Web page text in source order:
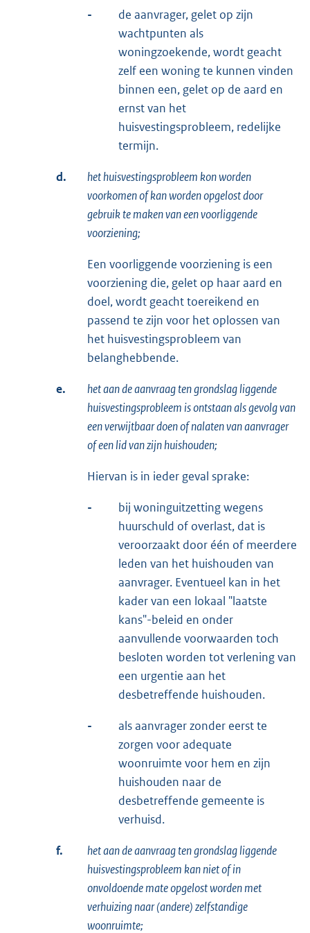
-
de aanvrager, gelet op zijn
wachtpunten als
woningzoekende, wordt geacht
zelf een woning te kunnen vinden
binnen een, gelet op de aard en
ernst van het
huisvestingsprobleem, redelijke
termijn.
d.
het huisvestingsprobleem kon worden
voorkomen of kan worden opgelost door
gebruik te maken van een voorliggende
voorziening;
Een voorliggende voorziening is een
voorziening die, gelet op haar aard en
doel, wordt geacht toereikend en
passend te zijn voor het oplossen van
het huisvestingsprobleem van
belanghebbende.
e.
het aan de aanvraag ten grondslag liggende
huisvestingsprobleem is ontstaan als gevolg van
een verwijtbaar doen of nalaten van aanvrager
of een lid van zijn huishouden;
Hiervan is in ieder geval sprake:
-
bij woninguitzetting wegens
huurschuld of overlast, dat is
veroorzaakt door één of meerdere
leden van het huishouden van
aanvrager. Eventueel kan in het
kader van een lokaal "laatste
kans"-beleid en onder
aanvullende voorwaarden toch
besloten worden tot verlening van
een urgentie aan het
desbetreffende huishouden.
-
als aanvrager zonder eerst te
zorgen voor adequate
woonruimte voor hem en zijn
huishouden naar de
desbetreffende gemeente is
verhuisd.
f.
het aan de aanvraag ten grondslag liggende
huisvestingsprobleem kan niet of in
onvoldoende mate opgelost worden met
verhuizing naar (andere) zelfstandige
woonruimte;